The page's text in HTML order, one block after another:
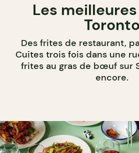
Les
Toronto
Des frites de restaurant,
Cuites trois fois dans une
frites au gras de bœuf sur
encore.